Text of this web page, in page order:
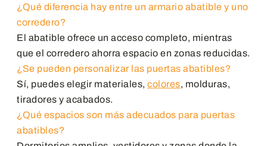
¿Qué diferencia hay entre un armario abatible y uno
corredero?
El abatible ofrece un acceso completo, mientras
que el corredero ahorra espacio en zonas reducidas.
¿Se pueden personalizar las puertas abatibles?
Sí, puedes elegir materiales, colores, molduras,
tiradores y acabados.
¿Qué espacios son más adecuados para puertas
abatibles?